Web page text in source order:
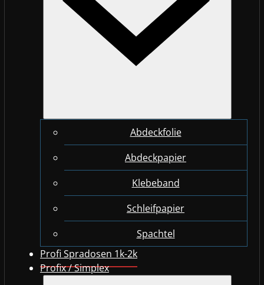
Abdeckfolie
Abdeckpapier
Klebeband
Schleifpapier
Spachtel
Profi Spradosen 1k-2k
Profix / Simplex